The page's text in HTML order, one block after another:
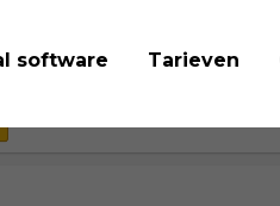
software Tarieven